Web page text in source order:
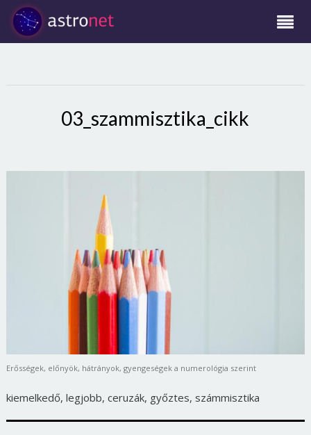
03_szammisztika_cikk
Erősségek, előnyök, hátrányok, gyengeségek a numerológia szerint
kiemelkedő, legjobb, ceruzák, győztes, számmisztika